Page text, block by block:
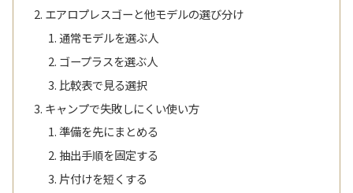
エアロプレスゴーと他モデルの選び分け
通常モデルを選ぶ人
ゴープラスを選ぶ人
比較表で見る選択
キャンプで失敗しにくい使い方
準備を先にまとめる
抽出手順を固定する
片付けを短くする